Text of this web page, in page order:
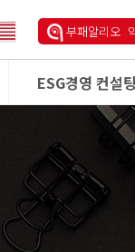
부패알리오
ESG경영 컨설팅